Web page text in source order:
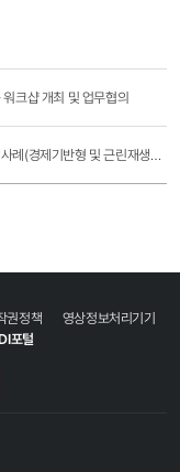
크샵 개최 및 업무협의
유럽(영국, 이탈리아)의 도시재생사례(경제기반형 및 근린재생형)에 대한 유관 기관 방문 및 현장 조사
권정책
영상정보처리기기
포털